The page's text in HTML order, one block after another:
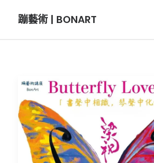
蹦藝術 | BONART
BON呼吸
BON攝影